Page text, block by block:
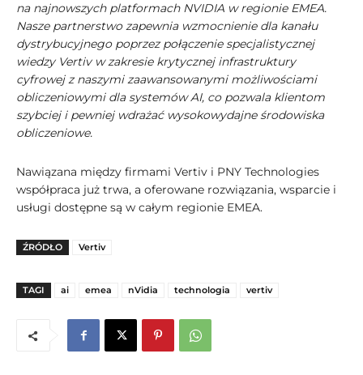
na najnowszych platformach NVIDIA w regionie EMEA.
Nasze partnerstwo zapewnia wzmocnienie dla kanału
dystrybucyjnego poprzez połączenie specjalistycznej
wiedzy Vertiv w zakresie krytycznej infrastruktury
cyfrowej z naszymi zaawansowanymi możliwościami
obliczeniowymi dla systemów AI, co pozwala klientom
szybciej i pewniej wdrażać wysokowydajne środowiska
obliczeniowe.
Nawiązana między firmami Vertiv i PNY Technologies
współpraca już trwa, a oferowane rozwiązania, wsparcie i
usługi dostępne są w całym regionie EMEA.
ŹRÓDŁO Vertiv
TAGI ai emea nVidia technologia vertiv